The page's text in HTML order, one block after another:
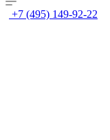
+7 (495) 149-92-22